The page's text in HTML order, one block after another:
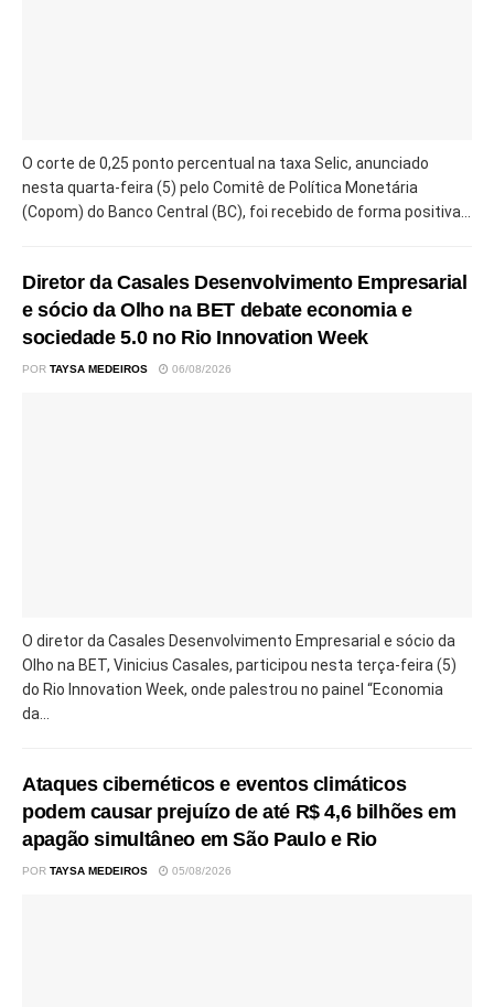
O corte de 0,25 ponto percentual na taxa Selic, anunciado
nesta quarta-feira (5) pelo Comitê de Política Monetária
(Copom) do Banco Central (BC), foi recebido de forma positiva...
Diretor da Casales Desenvolvimento Empresarial
e sócio da Olho na BET debate economia e
sociedade 5.0 no Rio Innovation Week
POR TAYSA MEDEIROS 06/08/2026
O diretor da Casales Desenvolvimento Empresarial e sócio da
Olho na BET, Vinicius Casales, participou nesta terça-feira (5)
do Rio Innovation Week, onde palestrou no painel “Economia
da...
Ataques cibernéticos e eventos climáticos
podem causar prejuízo de até R$ 4,6 bilhões em
apagão simultâneo em São Paulo e Rio
POR TAYSA MEDEIROS 05/08/2026